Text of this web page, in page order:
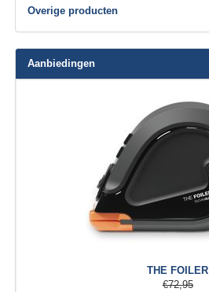
Overige producten
Aanbiedingen
THE FOILER
€72,95